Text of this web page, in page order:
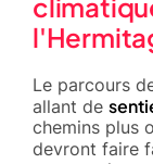
Le parcours
allant de
chemins plus
devront faire